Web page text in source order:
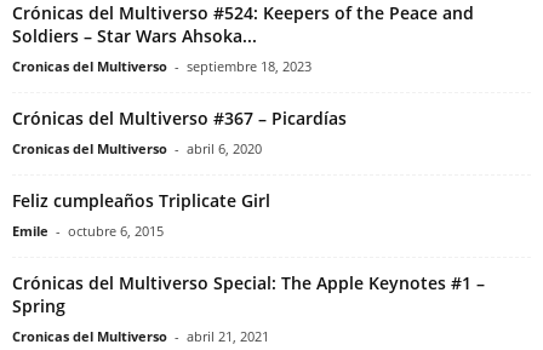
Crónicas del Multiverso #524: Keepers of the Peace and
Soldiers – Star Wars Ahsoka...
Cronicas del Multiverso - septiembre 18, 2023
Crónicas del Multiverso #367 – Picardías
Cronicas del Multiverso - abril 6, 2020
Feliz cumpleaños Triplicate Girl
Emile - octubre 6, 2015
Crónicas del Multiverso Special: The Apple Keynotes #1 –
Spring
Cronicas del Multiverso - abril 21, 2021